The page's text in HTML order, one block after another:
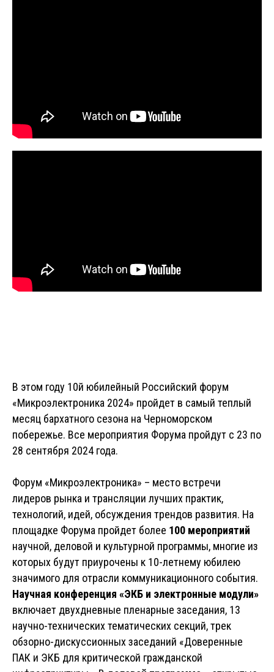
В этом году 10й юбилейный Российский форум
«Микроэлектроника 2024» пройдет в самый теплый
месяц бархатного сезона на Черноморском
побережье. Все мероприятия Форума пройдут с 23 по
28 сентября 2024 года.
Форум «Микроэлектроника» – место встречи
лидеров рынка и трансляции лучших практик,
технологий, идей, обсуждения трендов развития. На
площадке Форума пройдет более 100 мероприятий
научной, деловой и культурной программы, многие из
которых будут приурочены к 10-летнему юбилею
значимого для отрасли коммуникационного события.
Научная конференция «ЭКБ и электронные модули»
включает двухдневные пленарные заседания, 13
научно-технических тематических секций, трек
обзорно-дискуссионных заседаний «Доверенные
ПАК и ЭКБ для критической гражданской